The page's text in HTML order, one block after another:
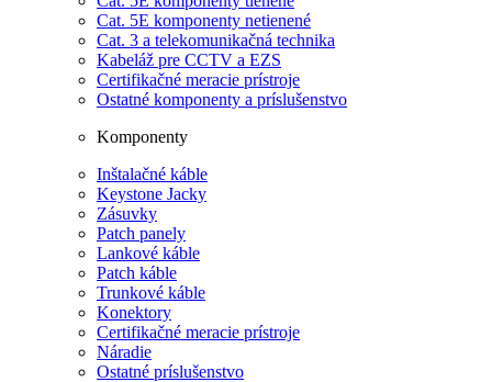
Cat. 5E komponenty netienené
Cat. 3 a telekomunikačná technika
Kabeláž pre CCTV a EZS
Certifikačné meracie prístroje
Ostatné komponenty a príslušenstvo
Komponenty
Inštalačné káble
Keystone Jacky
Zásuvky
Patch panely
Lankové káble
Patch káble
Trunkové káble
Konektory
Certifikačné meracie prístroje
Náradie
Ostatné príslušenstvo